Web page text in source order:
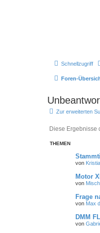
Schnellzugriff
Foren-
Zur erweiterten
THEMEN
von
Motor
von
Frage
von Max
DMM
von